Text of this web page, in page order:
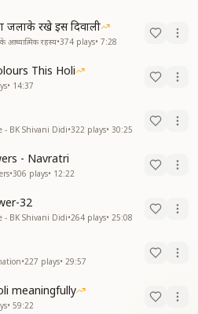
जलाके रखे इस दिवाली
आध्यात्मिक रहस्य•374 plays• 7:28
This Holi
• 14:37
- BK Shivani Didi•322 plays• 30:25
- Navratri
•306 plays• 12:22
32
- BK Shivani Didi•264 plays• 25:08
•227 plays• 29:57
meaningfully
• 59:22